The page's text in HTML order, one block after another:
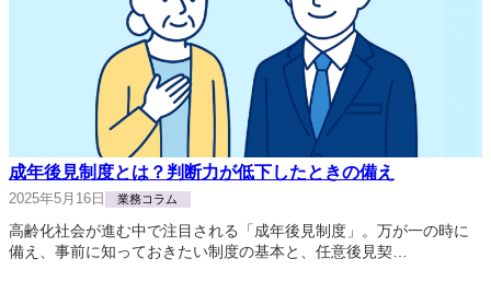
成年後見制度とは？判断力が低下したときの備え
2025年5月16日 業務コラム
高齢化社会が進む中で注目される「成年後見制度」。万が一の時に
備え、事前に知っておきたい制度の基本と、任意後見契…